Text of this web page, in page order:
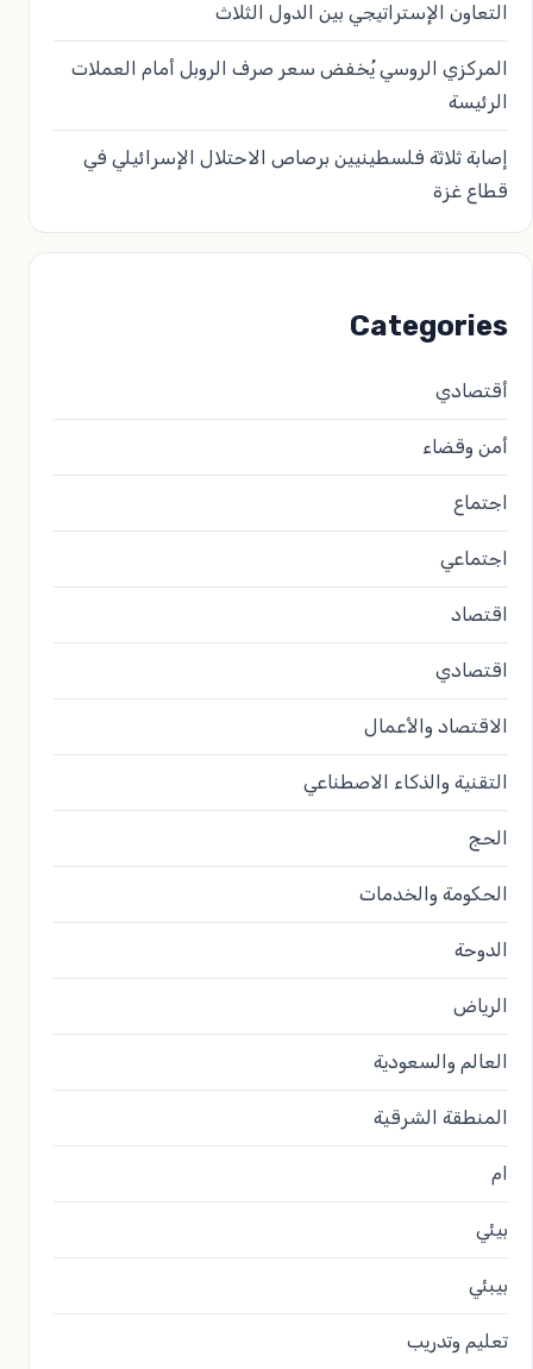
التعاون الإستراتيجي بين الدول الثلاث
المركزي الروسي يُخفض سعر صرف الروبل أمام العملات
الرئيسة
إصابة ثلاثة فلسطينيين برصاص الاحتلال الإسرائيلي في
قطاع غزة
Categories
أقتصادي
أمن وقضاء
اجتماع
اجتماعي
اقتصاد
اقتصادي
الاقتصاد والأعمال
التقنية والذكاء الاصطناعي
الحج
الحكومة والخدمات
الدوحة
الرياض
العالم والسعودية
المنطقة الشرقية
ام
بيئي
بيبئي
تعليم وتدريب